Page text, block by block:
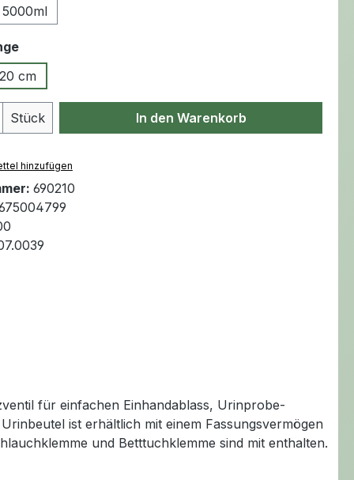
5000ml
auswählen
cm
Anzahl: Gib den gewünschten Wert
Stück In den Warenkorb
hinzufügen
690210
für einfachen Einhandablass, Urinprobe-
ist erhältlich mit einem Fassungsvermögen
und Betttuchklemme sind mit enthalten.